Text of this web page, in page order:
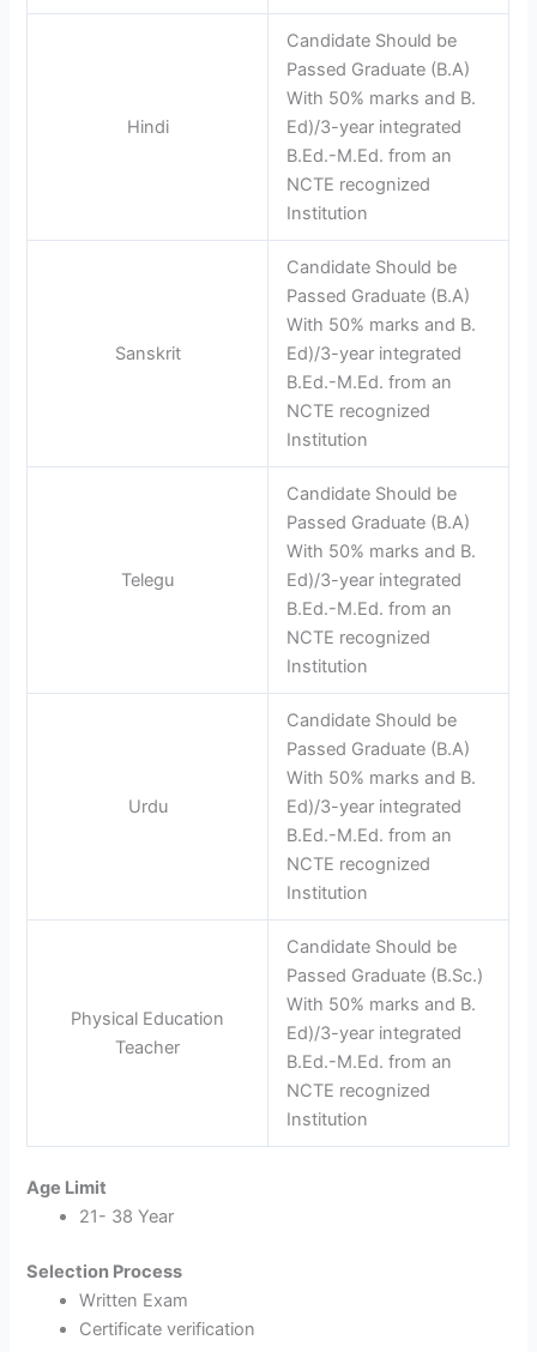
Hindi
Candidate Should be
Passed Graduate (B.A)
With 50% marks and B.
Ed)/3-year integrated
B.Ed.-M.Ed. from an
NCTE recognized
Institution
Sanskrit
Candidate Should be
Passed Graduate (B.A)
With 50% marks and B.
Ed)/3-year integrated
B.Ed.-M.Ed. from an
NCTE recognized
Institution
Telegu
Candidate Should be
Passed Graduate (B.A)
With 50% marks and B.
Ed)/3-year integrated
B.Ed.-M.Ed. from an
NCTE recognized
Institution
Urdu
Candidate Should be
Passed Graduate (B.A)
With 50% marks and B.
Ed)/3-year integrated
B.Ed.-M.Ed. from an
NCTE recognized
Institution
Physical Education
Teacher
Candidate Should be
Passed Graduate (B.Sc.)
With 50% marks and B.
Ed)/3-year integrated
B.Ed.-M.Ed. from an
NCTE recognized
Institution
Age Limit
21- 38 Year
Selection Process
Written Exam
Certificate verification